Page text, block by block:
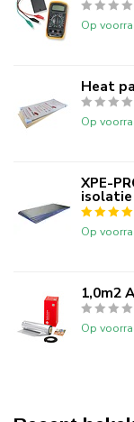
Op
Heat
Op
XPE-
Op
1,0m2
Op